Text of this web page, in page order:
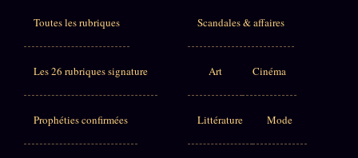
Toutes les rubriques
Les 26 rubriques signature
Prophéties confirmées
Scandales & affaires
Art Cinéma
Littérature Mode